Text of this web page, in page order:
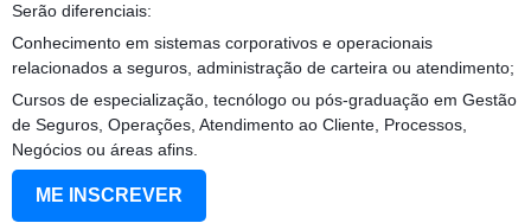
Serão diferenciais:
Conhecimento em sistemas corporativos e operacionais
relacionados a seguros, administração de carteira ou atendimento;
Cursos de especialização, tecnólogo ou pós-graduação em Gestão
de Seguros, Operações, Atendimento ao Cliente, Processos,
Negócios ou áreas afins.
ME INSCREVER